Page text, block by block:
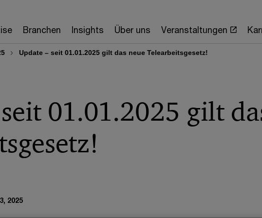
Branchen Insights Über uns Veranstaltungen
Update – seit 01.01.2025 gilt das neue Telearbeitsgesetz!
01.01.2025 gilt
2025